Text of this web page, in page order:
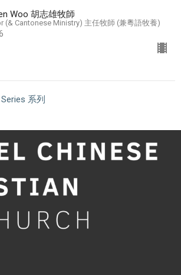
Woo 胡志雄牧師
(& Cantonese Ministry) 主任牧師 (兼粵語牧養)
系列